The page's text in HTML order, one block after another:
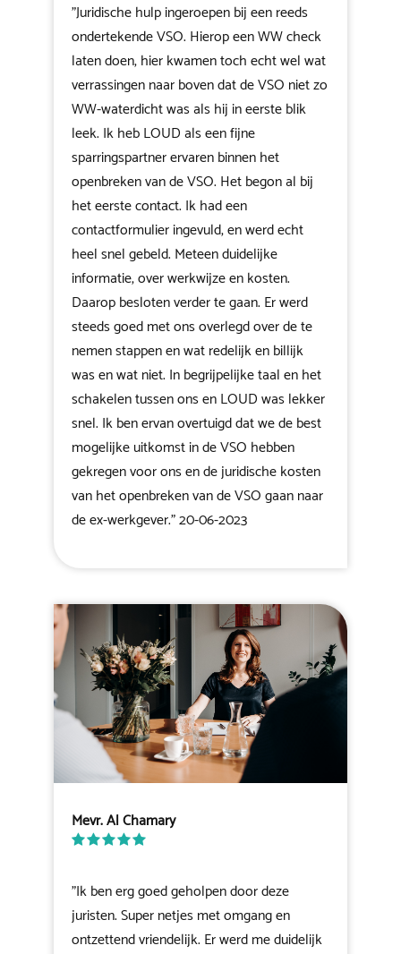
"Juridische hulp ingeroepen bij een reeds
ondertekende VSO. Hierop een WW check
laten doen, hier kwamen toch echt wel wat
verrassingen naar boven dat de VSO niet zo
WW-waterdicht was als hij in eerste blik
leek. Ik heb LOUD als een fijne
sparringspartner ervaren binnen het
openbreken van de VSO. Het begon al bij
het eerste contact. Ik had een
contactformulier ingevuld, en werd echt
heel snel gebeld. Meteen duidelijke
informatie, over werkwijze en kosten.
Daarop besloten verder te gaan. Er werd
steeds goed met ons overlegd over de te
nemen stappen en wat redelijk en billijk
was en wat niet. In begrijpelijke taal en het
schakelen tussen ons en LOUD was lekker
snel. Ik ben ervan overtuigd dat we de best
mogelijke uitkomst in de VSO hebben
gekregen voor ons en de juridische kosten
van het openbreken van de VSO gaan naar
de ex-werkgever." 20-06-2023
Mevr. Al Chamary
"Ik ben erg goed geholpen door deze
juristen. Super netjes met omgang en
ontzettend vriendelijk. Er werd me duidelijk